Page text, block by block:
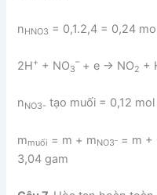
nHNO3 = 0,1.2,4 = 0,24
2H+ + NO3
–+ e → NO2 +
nNO3- tạo muối = 0,12 mol
mmuối = m + mNO3– = m +
3,04 gam